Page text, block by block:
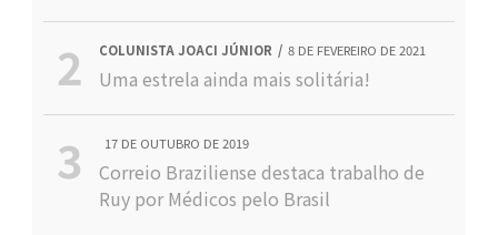
COLUNISTA JOACI JÚNIOR 8 DE FEVEREIRO DE 2021
Uma estrela ainda mais solitária!
17 DE OUTUBRO DE 2019
Correio Braziliense destaca trabalho de
Ruy por Médicos pelo Brasil